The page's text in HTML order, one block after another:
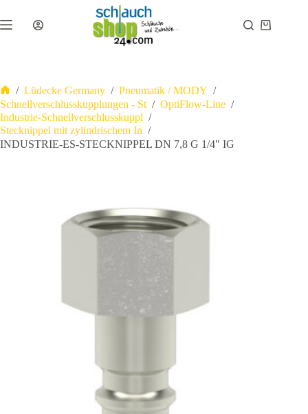
Inhalt
springen
Warenkorb
Start
/ Lüdecke Germany / Pneumatik / MODY /
Schnellverschlusskupplungen - St / OptiFlow-Line /
Industrie-Schnellverschlusskuppl /
Stecknippel mit zylindrischem In /
INDUSTRIE-ES-STECKNIPPEL DN 7,8 G 1/4″ IG